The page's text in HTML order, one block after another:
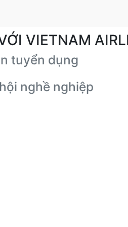
VIETNAM
tuyển dụng
nghề nghiệp